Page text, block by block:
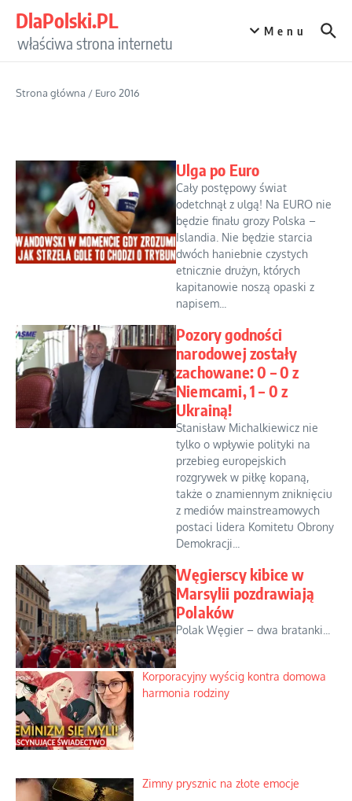
DlaPolski.PL
właściwa strona internetu
Menu
Strona główna / Euro 2016
Ulga po Euro
Cały postępowy świat
odetchnął z ulgą! Na EURO nie
będzie finału grozy Polska –
Islandia. Nie będzie starcia
dwóch haniebnie czystych
etnicznie drużyn, których
kapitanowie noszą opaski z
napisem...
Pozory godności
narodowej zostały
zachowane: 0 – 0 z
Niemcami, 1 – 0 z
Ukrainą!
Stanisław Michalkiewicz nie
tylko o wpływie polityki na
przebieg europejskich
rozgrywek w piłkę kopaną,
także o znamiennym zniknięciu
z mediów mainstreamowych
postaci lidera Komitetu Obrony
Demokracji...
Węgierscy kibice w
Marsylii pozdrawiają
Polaków
Polak Węgier – dwa bratanki...